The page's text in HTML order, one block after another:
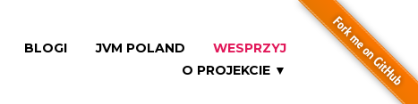
BLOGI JVM POLAND
WESPRZYJ
O PROJEKCIE ▼